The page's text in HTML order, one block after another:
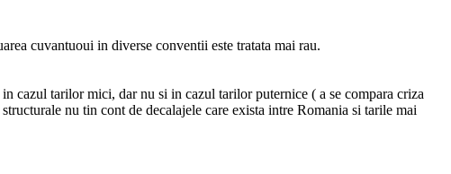
cuvantuoui in diverse conventii este tratata mai rau.
cazul tarilor mici, dar nu si in cazul tarilor puternice ( a se compara criza
nu tin cont de decalajele care exista intre Romania si tarile mai